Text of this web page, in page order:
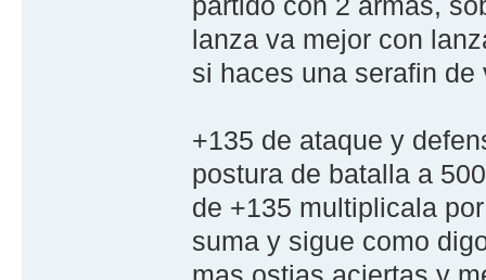
lanza va mejor con
si haces una serafin
+135 de ataque y
postura de batalla a
de +135 multiplicala
suma y sigue como